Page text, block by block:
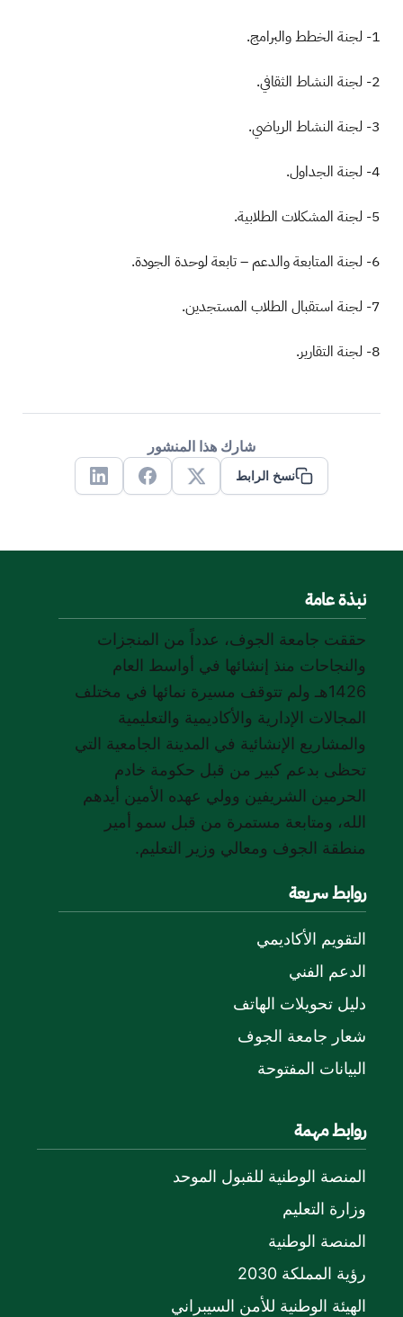
1- لجنة الخطط والبرامج.
2- لجنة النشاط الثقافي.
3- لجنة النشاط الرياضي.
4- لجنة الجداول.
5- لجنة المشكلات الطلابية.
6- لجنة المتابعة والدعم – تابعة لوحدة الجودة.
7- لجنة استقبال الطلاب المستجدين.
8- لجنة التقارير.
شارك هذا المنشور
نسخ الرابط
X
Facebook
Linkedin
نبذة عامة
حققت جامعة الجوف، عدداً من المنجزات
والنجاحات منذ إنشائها في أواسط العام
1426هـ ولم تتوقف مسيرة نمائها في مختلف
المجالات الإدارية والأكاديمية والتعليمية
والمشاريع الإنشائية في المدينة الجامعية التي
تحظى بدعم كبير من قبل حكومة خادم
الحرمين الشريفين وولي عهده الأمين أيدهم
الله، ومتابعة مستمرة من قبل سمو أمير
منطقة الجوف ومعالي وزير التعليم.
روابط سريعة
التقويم الأكاديمي
الدعم الفني
دليل تحويلات الهاتف
شعار جامعة الجوف
البيانات المفتوحة
روابط مهمة
المنصة الوطنية للقبول الموحد
وزارة التعليم
المنصة الوطنية
رؤية المملكة 2030
الهيئة الوطنية للأمن السيبراني